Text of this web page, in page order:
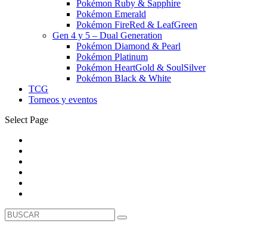
Pokémon Ruby & Sapphire
Pokémon Emerald
Pokémon FireRed & LeafGreen
Gen 4 y 5 – Dual Generation
Pokémon Diamond & Pearl
Pokémon Platinum
Pokémon HeartGold & SoulSilver
Pokémon Black & White
TCG
Torneos y eventos
Select Page